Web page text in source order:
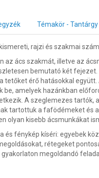
Témakör - Tantárgy
rajzi és szakmai
az ács szakmát, illetve az
bemutató két
tetőket érő hatásokkal
be, amelyek hazánkban
A szeglemezes tartók,
tartottuk a fafödémeket és
olyan kisebb ácsmunkákat
és fénykép kíséri: egyebek
rétegeket
gyakorlaton megoldandó